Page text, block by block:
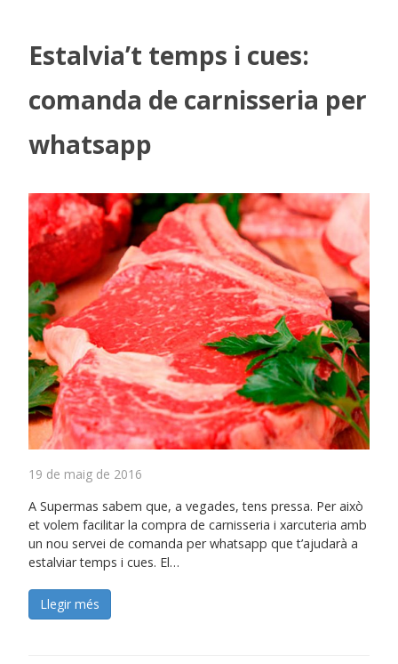
Estalvia’t temps i cues:
comanda de carnisseria per
whatsapp
19 de maig de 2016
A Supermas sabem que, a vegades, tens pressa. Per això
et volem facilitar la compra de carnisseria i xarcuteria amb
un nou servei de comanda per whatsapp que t’ajudarà a
estalviar temps i cues. El…
Llegir més